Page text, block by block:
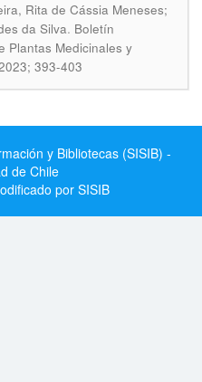
Rita de Cássia Meneses;
da Silva. Boletín
Plantas Medicinales y
393-403
y Bibliotecas (SISIB) -
de Chile
por SISIB